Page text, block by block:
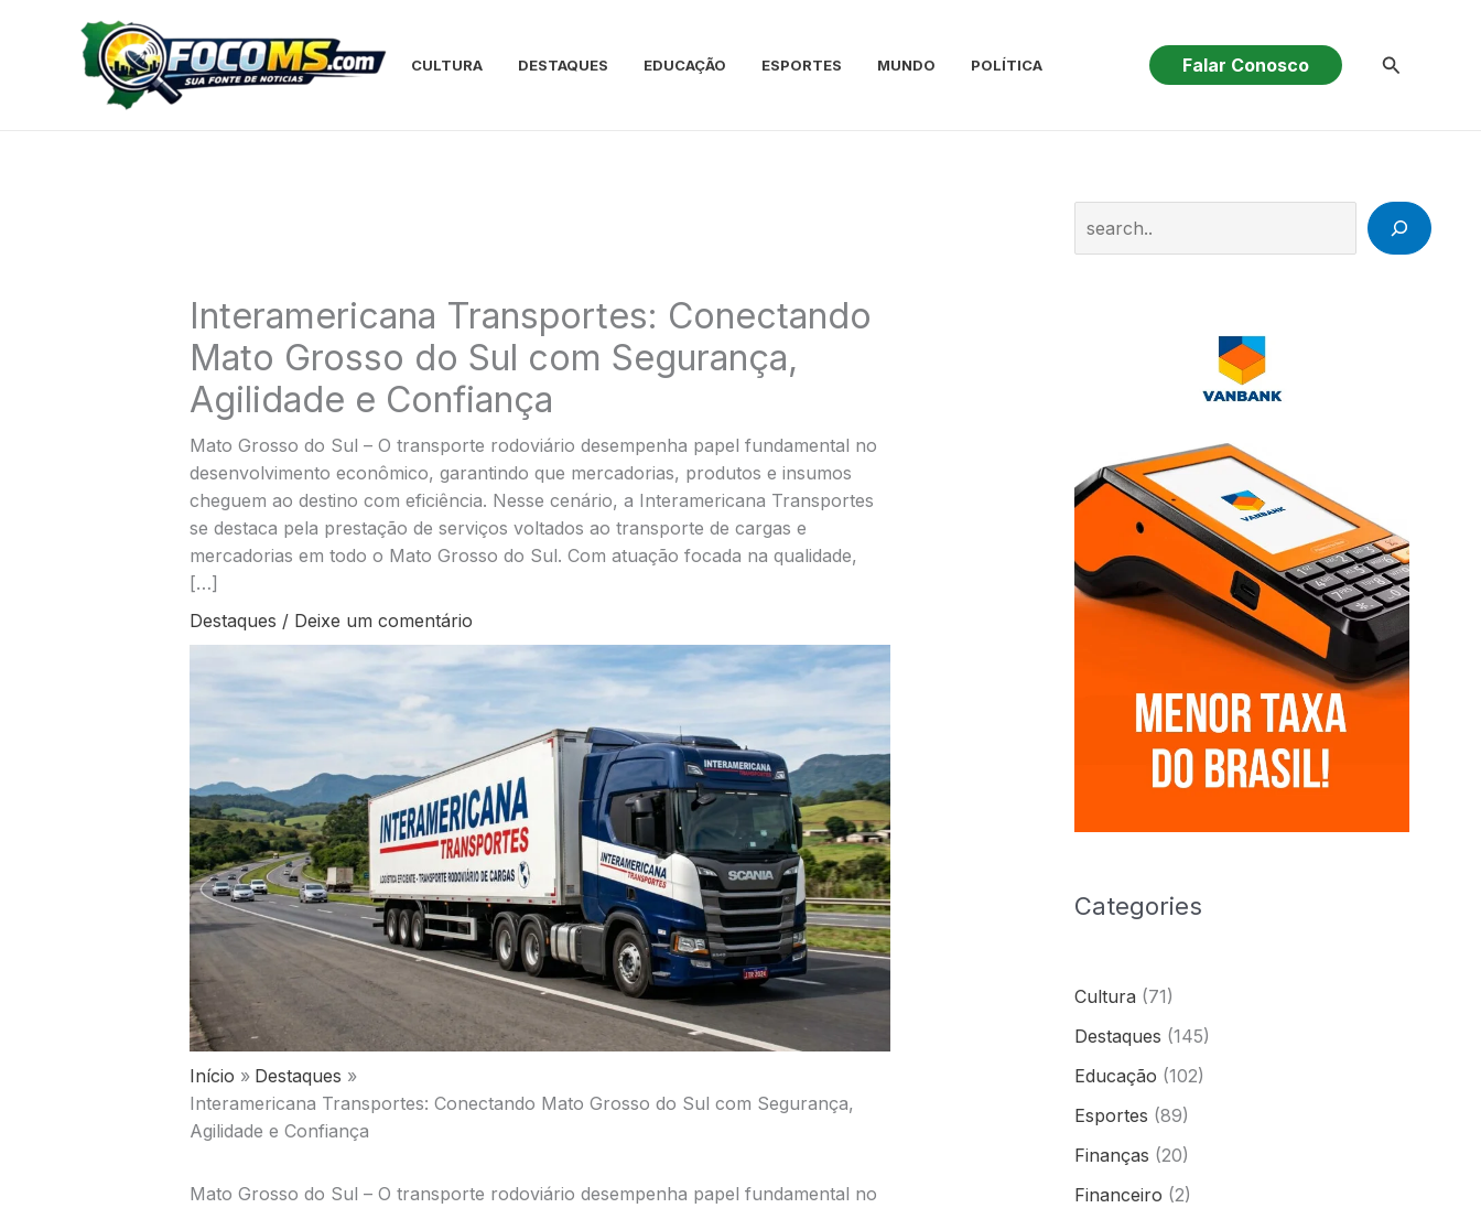
CULTURA DESTAQUES EDUCAÇÃO ESPORTES MUNDO POLÍTICA Falar Conosco Pesquisar
Interamericana Transportes: Conectando
Mato Grosso do Sul com Segurança,
Agilidade e Confiança
Mato Grosso do Sul – O transporte rodoviário desempenha papel fundamental no
desenvolvimento econômico, garantindo que mercadorias, produtos e insumos
cheguem ao destino com eficiência. Nesse cenário, a Interamericana Transportes
se destaca pela prestação de serviços voltados ao transporte de cargas e
mercadorias em todo o Mato Grosso do Sul. Com atuação focada na qualidade,
[…]
Destaques / Deixe um comentário
Início
Destaques
Interamericana Transportes: Conectando Mato Grosso do Sul com Segurança,
Agilidade e Confiança
Mato Grosso do Sul – O transporte rodoviário desempenha papel fundamental no
Categories
Cultura (71)
Destaques (145)
Educação (102)
Esportes (89)
Finanças (20)
Financeiro (2)